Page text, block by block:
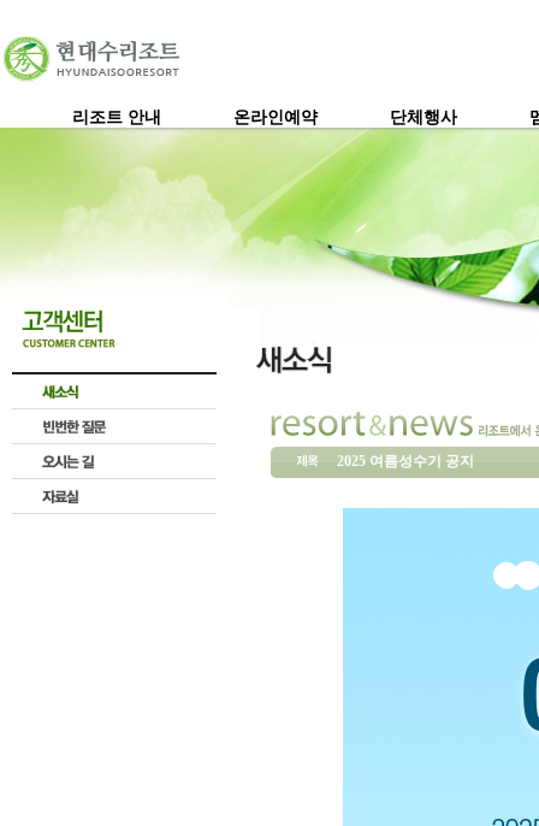
리조트 안내 온라인예약 단체행사
2025 여름성수기 공지